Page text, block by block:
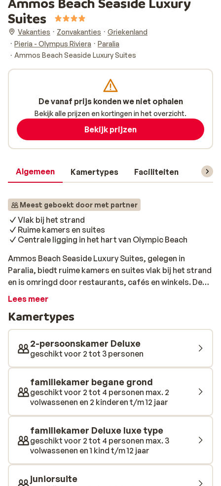
Suites
Vakanties Zonvakanties
Griekenland
Pieria - Olympus Riviera
Paralia
Ammos Beach Seaside Luxury Suites
Algemeen Kamertypes Faciliteiten
Meest geboekt door met partner
Vlak bij het strand
Ruime kamers en suites
Centrale ligging in het hart van Olympic Beach
Ammos Beach Seaside Luxury Suites, gelegen in
Paralia, biedt ruime kamers en suites vlak bij het strand
en is omringd door restaurants, cafés en winkels. De
stijl van het hotel is minimalistisch en de kamers en
biedt het hotel een restaurant en een bar voor je
favoriete drankje. De omgeving nodigt uit voor
ontdekking: wandel naar de voet van majestueuze berg
Olympus, bezoek lokale kerkjes of duik de rijke
geschiedenis van de Pieria-regio in, waar je
verschillende bezienswaardigheden bewondert.
Vergeet ook niet de gezellige promenade en lokale
restaurants te ontdekken!
Lees meer
Kamertypes
2-persoonskamer Deluxe
geschikt voor 2 tot 3 personen
familiekamer begane grond
geschikt voor 2 tot 4 personen max. 2
volwassenen en 2 kinderen t/m 12 jaar
familiekamer Deluxe luxe type
geschikt voor 2 tot 4 personen max. 3
volwassenen en 1 kind t/m 12 jaar
juniorsuite
De vanaf prijs konden we niet ophalen
Bekijk alle prijzen en kortingen in het overzicht.
Bekijk prijzen